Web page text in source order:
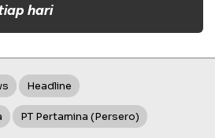
hari
Headline
PT Pertamina (Persero)